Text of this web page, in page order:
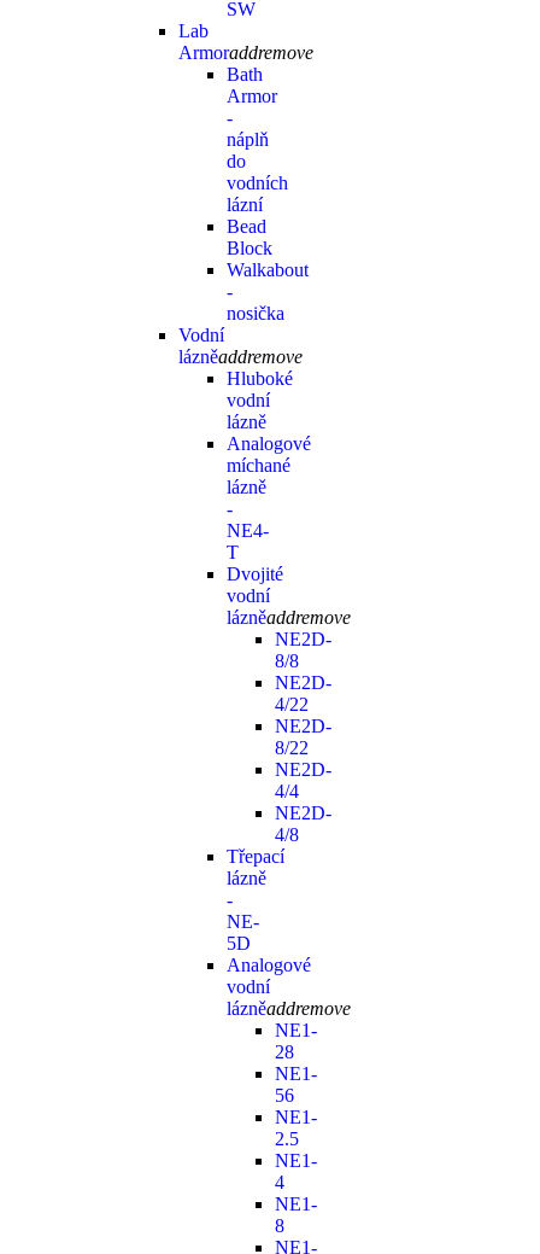
SW
Lab
Armoraddremove
Bath
Armor
-
náplň
do
vodních
lázní
Bead
Block
Walkabout
-
nosička
Vodní
lázněaddremove
Hluboké
vodní
lázně
Analogové
míchané
lázně
-
NE4-
T
Dvojité
vodní
lázněaddremove
NE2D-
8/8
NE2D-
4/22
NE2D-
8/22
NE2D-
4/4
NE2D-
4/8
Třepací
lázně
-
NE-
5D
Analogové
vodní
lázněaddremove
NE1-
28
NE1-
56
NE1-
2.5
NE1-
4
NE1-
8
NE1-